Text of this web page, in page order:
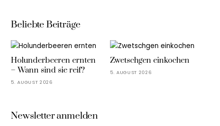
Beliebte Beiträge
Holunderbeeren ernten
– Wann sind sie reif?
5. AUGUST 2026
Zwetschgen einkochen
5. AUGUST 2026
Newsletter anmelden